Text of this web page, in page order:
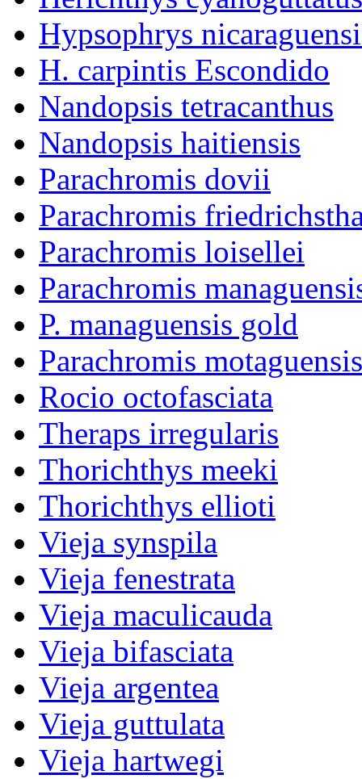
Hypsophrys
H. carpintis Escondido
Nandopsis tetracanthus
Nandopsis haitiensis
Parachromis dovii
Parachromis
Parachromis loisellei
Parachromis
P. managuensis gold
Parachromis motaguensis
Rocio octofasciata
Theraps irregularis
Thorichthys meeki
Thorichthys ellioti
Vieja synspila
Vieja fenestrata
Vieja maculicauda
Vieja bifasciata
Vieja argentea
Vieja guttulata
Vieja hartwegi